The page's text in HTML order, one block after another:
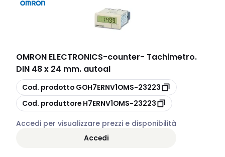
OMRON ELECTRONICS-counter- Tachimetro.
DIN 48 x 24 mm. autoal
copia
Cod. prodotto GOH7ERNV1OMS-23223
copia
Cod. produttore H7ERNV1OMS-23223
Accedi per visualizzare prezzi e disponibilità
Accedi